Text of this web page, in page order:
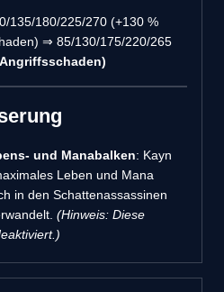
135/180/225/270 (+130 %
⇒ 85/130/175/220/265
und Manabalken: Kayn
Leben und Mana
in den Schattenassassinen
(Hinweis: Diese